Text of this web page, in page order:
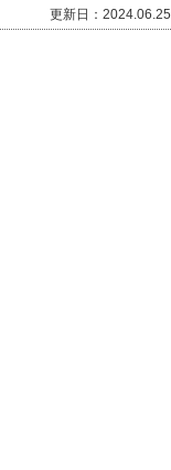
更新日：2024.06.25